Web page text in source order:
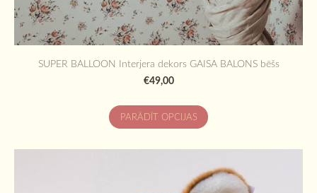
SUPER BALLOON Interjera dekors GAISA BALONS bēšs
€49,00
PARĀDĪT OPCIJAS